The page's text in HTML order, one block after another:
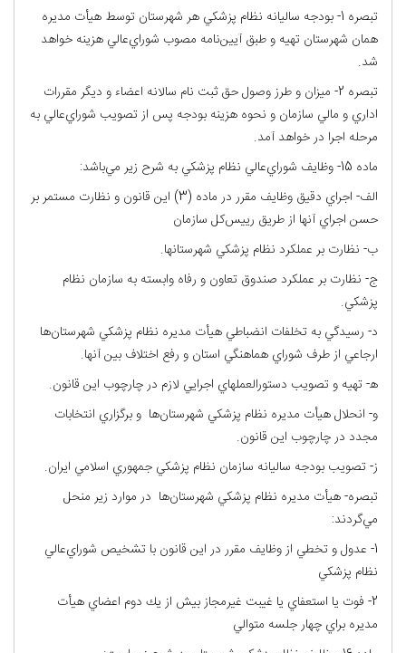
تبصره 1- بودجه ساليانه نظام پزشكي هر شهرستان توسط هيأت مديره
همان شهرستان تهيه و طبق آيين‌نامه مصوب شوراي‌عالي هزينه خواهد
شد.
تبصره 2- ميزان و طرز وصول حق ثبت نام سالانه اعضاء و ديگر مقررات
اداري و مالي سازمان و نحوه هزينه بودجه پس از تصويب شوراي‌عالي به
مرحله اجرا در خواهد آمد.
ماده 15- وظايف شوراي‌عالي نظام پزشكي به شرح زير مي‌باشد:
الف- اجراي دقيق وظايف مقرر در ماده (3) اين قانون و نظارت مستمر بر
حسن اجراي آنها از طريق رييس‌كل سازمان
ب- نظارت بر عملكرد نظام پزشكي شهرستانها.
ج- نظارت بر عملكرد صندوق تعاون و رفاه وابسته به سازمان نظام
پزشكي.
د- رسيدگي به تخلفات انضباطي هيأت مديره نظام پزشكي شهرستان‌ها
ارجاعي از طرف شوراي هماهنگي استان و رفع اختلاف بين آنها.
ﻫ- تهيه و تصويب دستورالعملهاي اجرايي لازم در چارچوب اين قانون.
و- انحلال هيأت مديره نظام پزشكي شهرستان‌ها و برگزاري انتخابات
مجدد در چارچوب اين قانون.
ز- تصويب بودجه ساليانه سازمان نظام پزشكي جمهوري اسلامي ايران.
تبصره- هيأت مديره نظام پزشكي شهرستان‌ها در موارد زير منحل
مي‌گردند:
1- عدول و تخطي از وظايف مقرر در اين قانون با تشخيص شوراي‌عالي
نظام پزشكي
2- فوت يا استعفاي يا غيبت غيرمجاز بيش از يك دوم اعضاي هيأت
مديره براي چهار جلسه متوالي